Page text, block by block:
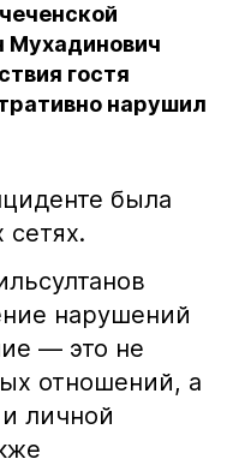
Мухадинович
гостя
нарушил
была
нарушений
— это не
отношений, а
личной